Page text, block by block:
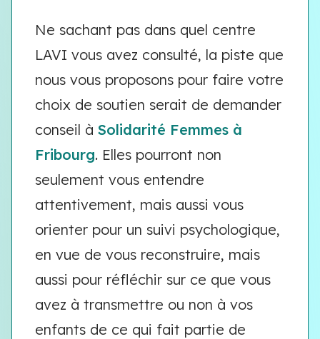
Ne sachant pas dans quel centre
LAVI vous avez consulté, la piste que
nous vous proposons pour faire votre
choix de soutien serait de demander
conseil à Solidarité Femmes à
Fribourg. Elles pourront non
seulement vous entendre
attentivement, mais aussi vous
orienter pour un suivi psychologique,
en vue de vous reconstruire, mais
aussi pour réfléchir sur ce que vous
avez à transmettre ou non à vos
enfants de ce qui fait partie de